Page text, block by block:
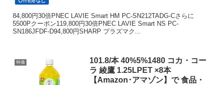
84,800円30倍PNEC LAVIE Smart HM PC-SN212TADG-Cさらに
5500Pクーポン119,800円30倍PNEC LAVIE Smart NS PC-
SN186JFDF-D94,800円SHARP プラズマク...
特価
101.8/本 40%5%1480 コカ・コー
ラ 綾鷹 1.25LPET ×8本
【Amazon･アマゾン】で 食品・